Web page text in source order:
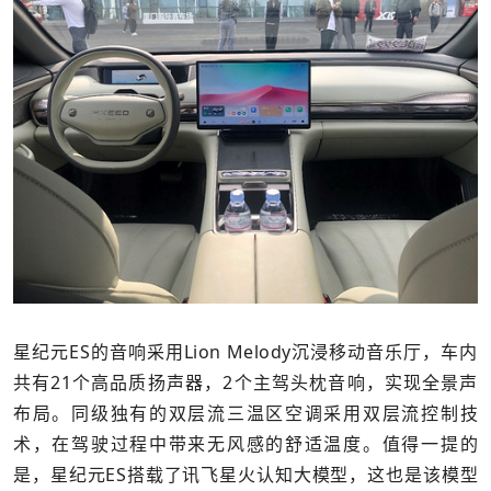
星纪元ES的音响采用Lion Melody沉浸移动音乐厅，车内
共有21个高品质扬声器，2个主驾头枕音响，实现全景声
布局。同级独有的双层流三温区空调采用双层流控制技
术，在驾驶过程中带来无风感的舒适温度。值得一提的
是，星纪元ES搭载了讯飞星火认知大模型，这也是该模型